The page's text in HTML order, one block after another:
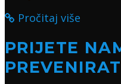
Pročitaj više
PRIJETE